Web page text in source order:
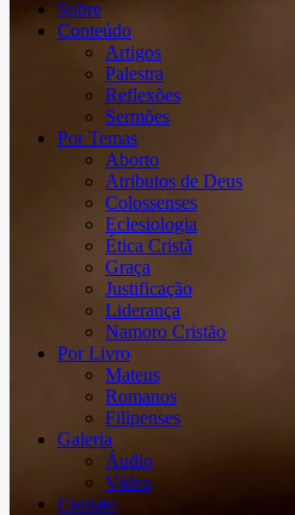
Sobre
Conteúdo
Artigos
Palestra
Reflexões
Sermões
Por Temas
Aborto
Atributos de Deus
Colossenses
Eclesiologia
Ética Cristã
Graça
Justificação
Liderança
Namoro Cristão
Por Livro
Mateus
Romanos
Filipenses
Galeria
Áudio
Vídeo
Contato